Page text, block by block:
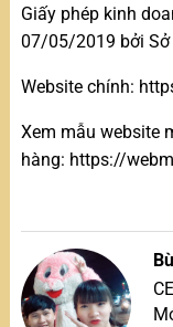
Giấy phép kinh
07/05/2019 bởi Sở
Website chính:
Xem mẫu website
hàng: https://